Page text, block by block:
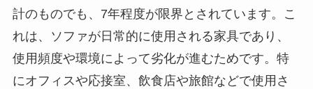
計のものでも、7年程度が限界とされています。こ
れは、ソファが日常的に使用される家具であり、
使用頻度や環境によって劣化が進むためです。特
にオフィスや応接室、飲食店や旅館などで使用さ